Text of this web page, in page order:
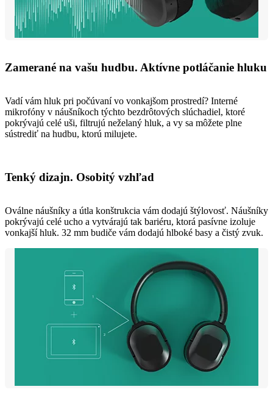
Zamerané na vašu hudbu. Aktívne potláčanie hluku
Vadí vám hluk pri počúvaní vo vonkajšom prostredí? Interné
mikrofóny v náušníkoch týchto bezdrôtových slúchadiel, ktoré
pokrývajú celé uši, filtrujú neželaný hluk, a vy sa môžete plne
sústrediť na hudbu, ktorú milujete.
Tenký dizajn. Osobitý vzhľad
Oválne náušníky a útla konštrukcia vám dodajú štýlovosť. Náušníky
pokrývajú celé ucho a vytvárajú tak bariéru, ktorá pasívne izoluje
vonkajší hluk. 32 mm budiče vám dodajú hlboké basy a čistý zvuk.